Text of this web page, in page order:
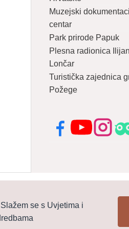
Muzejski
centar
Park prirode Papuk
Plesna radionica
Lončar
Turistička zajednica
Požege
FacebookYouTube
se s Uvjetima i